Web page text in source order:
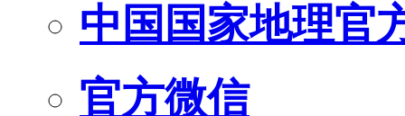
中国国家地理官
官方微信